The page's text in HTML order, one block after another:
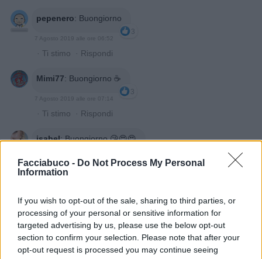
Facciabuco - Do Not Process My Personal
Information
If you wish to opt-out of the sale, sharing to third parties, or
processing of your personal or sensitive information for
targeted advertising by us, please use the below opt-out
section to confirm your selection. Please note that after your
opt-out request is processed you may continue seeing
pepenero: Buongiorno
3
7 Agosto 2019 alle ore 06:52
· Ti stimo · Rispondi
Mimi77: Buongiorno ☕
3
7 Agosto 2019 alle ore 07:14
· Ti stimo · Rispondi
isabel:Buongiorno 😘😍😍
7 Agosto 2019 alle ore 07:39
·Ti stimo
Guerino :Buongiorno picciotta
3
7 Agosto 2019 alle ore 07:57
Ti stimo·